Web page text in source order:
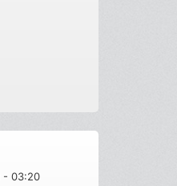
- 03:20